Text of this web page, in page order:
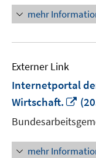
mehr
Externer Link
Internetportal
Wirtschaft.
In
mehr